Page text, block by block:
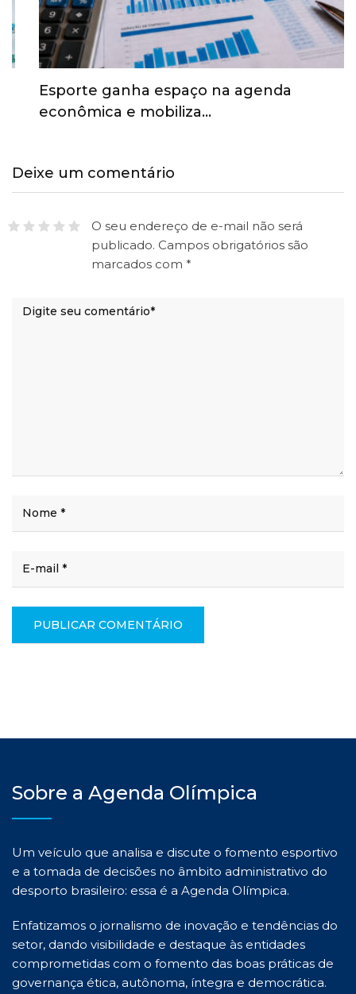
Esporte ganha espaço na agenda
econômica e mobiliza…
Deixe um comentário
O seu endereço de e-mail não será
publicado. Campos obrigatórios são
marcados com *
Sobre a Agenda Olímpica
Um veículo que analisa e discute o fomento esportivo
e a tomada de decisões no âmbito administrativo do
desporto brasileiro: essa é a Agenda Olímpica.
Enfatizamos o jornalismo de inovação e tendências do
setor, dando visibilidade e destaque às entidades
comprometidas com o fomento das boas práticas de
governança ética, autônoma, íntegra e democrática.